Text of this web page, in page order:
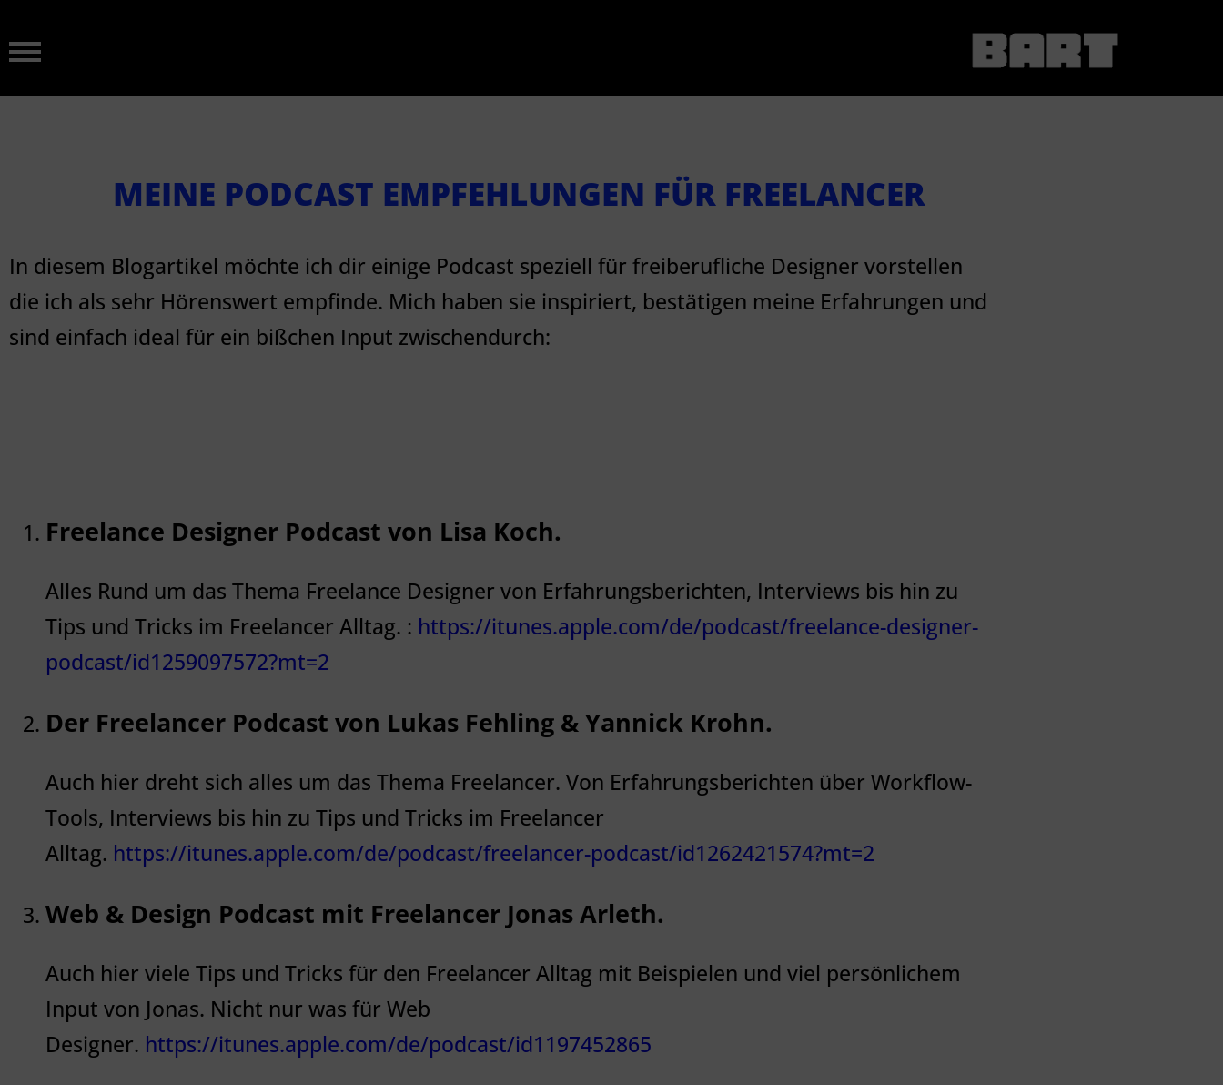
MEINE PODCAST EMPFEHLUNGEN FÜR FREELANCER
In diesem Blogartikel möchte ich dir einige Podcast speziell für freiberufliche Designer vorstellen
die ich als sehr Hörenswert empfinde. Mich haben sie inspiriert, bestätigen meine Erfahrungen und
sind einfach ideal für ein bißchen Input zwischendurch:
Freelance Designer Podcast von Lisa Koch.
Alles Rund um das Thema Freelance Designer von Erfahrungsberichten, Interviews bis hin zu
Tips und Tricks im Freelancer Alltag. : https://itunes.apple.com/de/podcast/freelance-designer-
podcast/id1259097572?mt=2
Der Freelancer Podcast von Lukas Fehling & Yannick Krohn.
Auch hier dreht sich alles um das Thema Freelancer. Von Erfahrungsberichten über Workflow-
Tools, Interviews bis hin zu Tips und Tricks im Freelancer
Alltag. https://itunes.apple.com/de/podcast/freelancer-podcast/id1262421574?mt=2
Web & Design Podcast mit Freelancer Jonas Arleth.
Auch hier viele Tips und Tricks für den Freelancer Alltag mit Beispielen und viel persönlichem
Input von Jonas. Nicht nur was für Web
Designer. https://itunes.apple.com/de/podcast/id1197452865